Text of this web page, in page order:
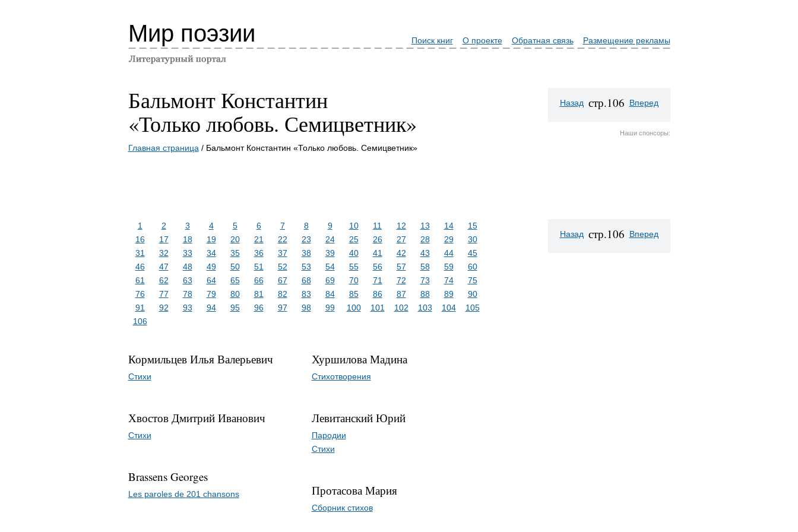
Мир поэзии Поиск книг О проекте Обратная связь Размещение рекламы
Бальмонт Константин
«Только любовь. Семицветник»
Главная страница / Бальмонт Константин «Только любовь. Семицветник»
Назад стр.106 Вперед
Наши спонсоры:
1 2 3 4 5 6 7 8 9 10 11 12 13 14
15
16
17 18 19 20 21 22 23 24 25 26 27 28 29
30
31
32 33 34 35 36 37 38 39 40 41 42 43 44
45
46
47 48 49 50 51 52 53 54 55 56 57 58 59
60
61
62 63 64 65 66 67 68 69 70 71 72 73 74
75
76
77 78 79 80 81 82 83 84 85 86 87 88 89
90
91
92 93 94 95 96 97 98 99 100 101 102 103 104
105
106
Кормильцев Илья Валерьевич
Стихи
Хвостов Дмитрий Иванович
Стихи
Brassens Georges
Les paroles de 201 chansons
Хуршилова Мадина
Стихотворения
Левитанский Юрий
Пародии
Стихи
Протасова Мария
Сборник стихов
Назад стр.106 Вперед